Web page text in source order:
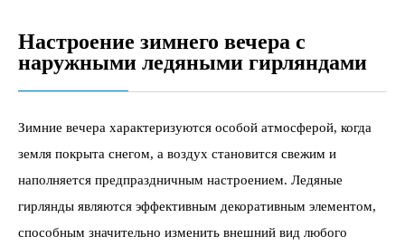
Настроение зимнего вечера с
наружными ледяными гирляндами
Зимние вечера характеризуются особой атмосферой, когда
земля покрыта снегом, а воздух становится свежим и
наполняется предпраздничным настроением. Ледяные
гирлянды являются эффективным декоративным элементом,
способным значительно изменить внешний вид любого